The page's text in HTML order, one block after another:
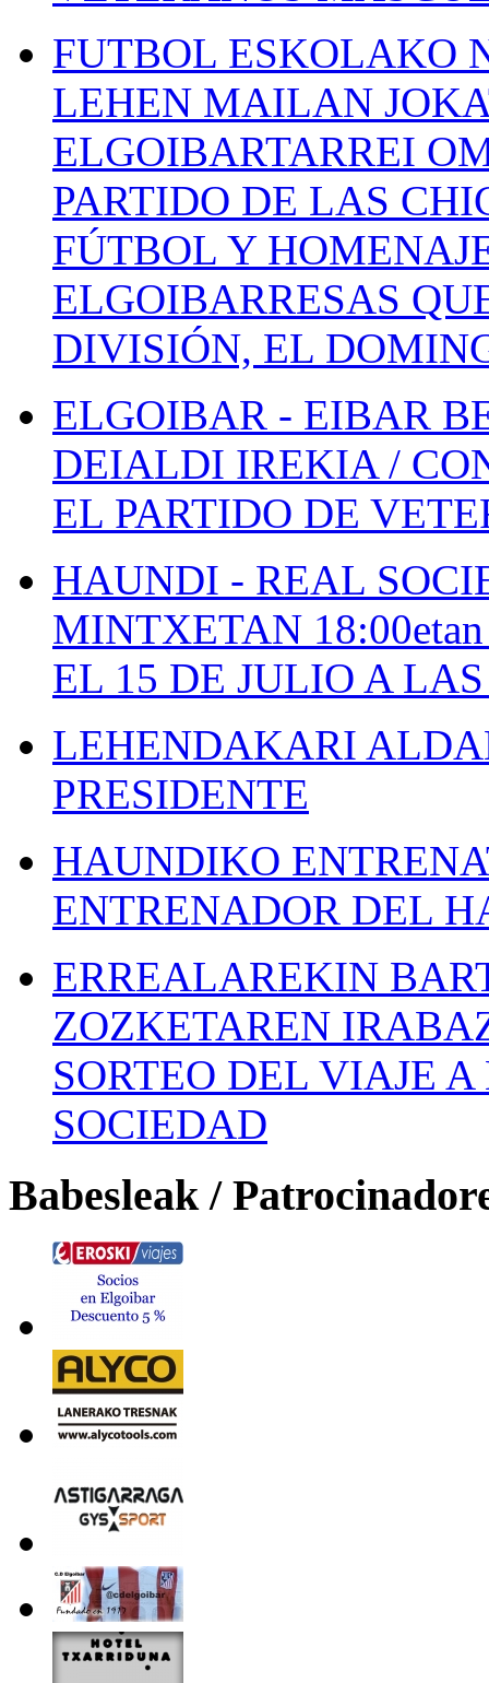
FUTBOL ESKOLAKO
LEHEN MAILAN
ELGOIBARTARREI
PARTIDO DE LAS
FÚTBOL Y
ELGOIBARRESAS
DIVISIÓN, EL
ELGOIBAR - EIBAR
DEIALDI IREKIA /
EL PARTIDO DE
HAUNDI - REAL
MINTXETAN
EL 15 DE JULIO A
LEHENDAKARI
PRESIDENTE
HAUNDIKO
ENTRENADOR DEL
ERREALAREKIN
ZOZKETAREN
SORTEO DEL VIAJE
SOCIEDAD
Babesleak /